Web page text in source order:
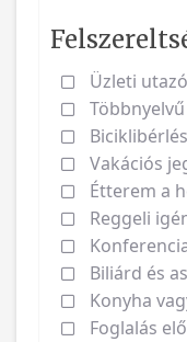
Üzleti
Vakációs
Étterem a
Reggeli
Biliárd és
Konyha
Foglalás